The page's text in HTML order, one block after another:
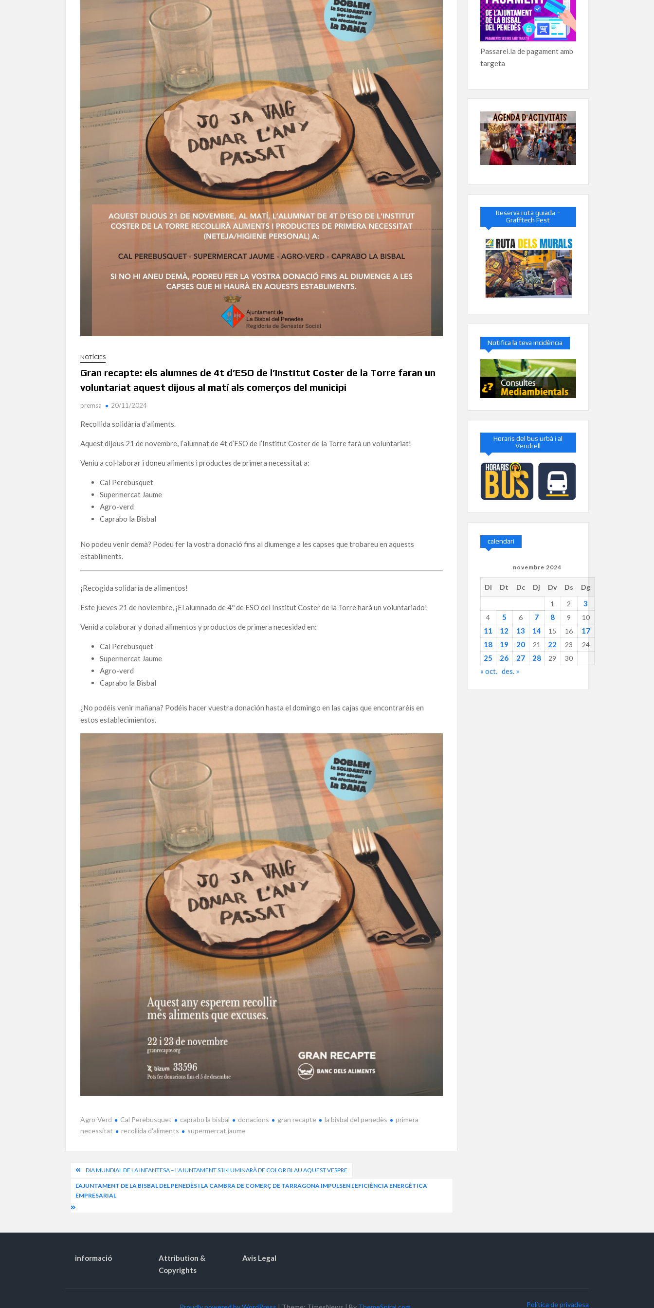
NOTÍCIES
Gran recapte: els alumnes de 4t d’ESO de l’Institut Coster de la Torre faran un
voluntariat aquest dijous al matí als comerços del municipi
premsa 20/11/2024
Recollida solidària d’aliments.
Aquest dijous 21 de novembre, l’alumnat de 4t d’ESO de l’Institut Coster de la Torre farà un voluntariat!
Veniu a col·laborar i doneu aliments i productes de primera necessitat a:
Cal Perebusquet
Supermercat Jaume
Agro-verd
Caprabo la Bisbal
No podeu venir demà? Podeu fer la vostra donació fins al diumenge a les capses que trobareu en aquests
establiments.
¡Recogida solidaria de alimentos!
Este jueves 21 de noviembre, ¡El alumnado de 4º de ESO del Institut Coster de la Torre hará un voluntariado!
Venid a colaborar y donad alimentos y productos de primera necesidad en:
Cal Perebusquet
Supermercat Jaume
Agro-verd
Caprabo la Bisbal
¿No podéis venir mañana? Podéis hacer vuestra donación hasta el domingo en las cajas que encontraréis en
estos establecimientos.
Agro-Verd Cal Perebusquet caprabo la bisbal donacions gran recapte la bisbal del penedès
primera
necessitat
recollida d'aliments supermercat jaume
Navegació
d'entrades
DIA MUNDIAL DE LA INFANTESA – L’AJUNTAMENT S’IL·LUMINARÀ DE COLOR BLAU AQUEST VESPRE
L’AJUNTAMENT DE LA BISBAL DEL PENEDÈS I LA CAMBRA DE COMERÇ DE TARRAGONA IMPULSEN L’EFICIÈNCIA ENERGÈTICA
EMPRESARIAL
Passarel.la de pagament amb
targeta
Reserva ruta guiada –
Grafftech Fest
Notifica la teva incidència
Horaris del bus urbà i al
Vendrell
calendari
novembre 2024
Dl Dt Dc Dj Dv Ds
Dg
1
2 3
4 5 6 7 8 9 10
11 12 13 14 15 16
17
18
19 20 21 22 23 24
25 26 27 28 29 30
« oct. des. »
informació
Attribution &
Copyrights
Avis Legal
Política de privadesa